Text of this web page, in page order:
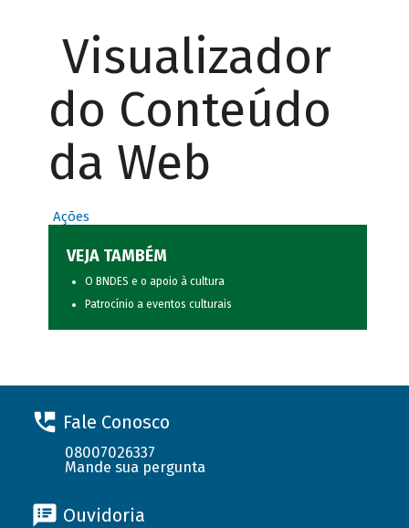
Visualizador
do Conteúdo
da Web
Ações
VEJA TAMBÉM
O BNDES e o apoio à cultura
Patrocínio a eventos culturais
Fale Conosco
08007026337
Mande sua pergunta
Ouvidoria